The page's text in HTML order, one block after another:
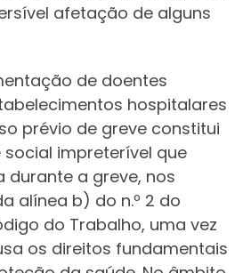
afetação de alguns
de doentes
hospitalares
prévio de greve constitui
impreterível que
durante a greve, nos
alínea b) do n.º 2 do
do Trabalho, uma vez
os direitos fundamentais